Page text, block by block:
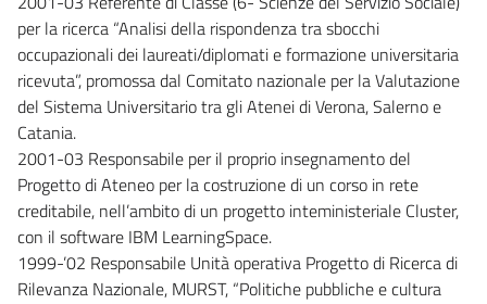
per la ricerca “Analisi della rispondenza tra sbocchi
occupazionali dei laureati/diplomati e formazione universitaria
ricevuta”, promossa dal Comitato nazionale per la Valutazione
del Sistema Universitario tra gli Atenei di Verona, Salerno e
Catania.
2001-03 Responsabile per il proprio insegnamento del
Progetto di Ateneo per la costruzione di un corso in rete
creditabile, nell’ambito di un progetto inteministeriale Cluster,
con il software IBM LearningSpace.
1999-’02 Responsabile Unità operativa Progetto di Ricerca di
Rilevanza Nazionale, MURST, “Politiche pubbliche e cultura